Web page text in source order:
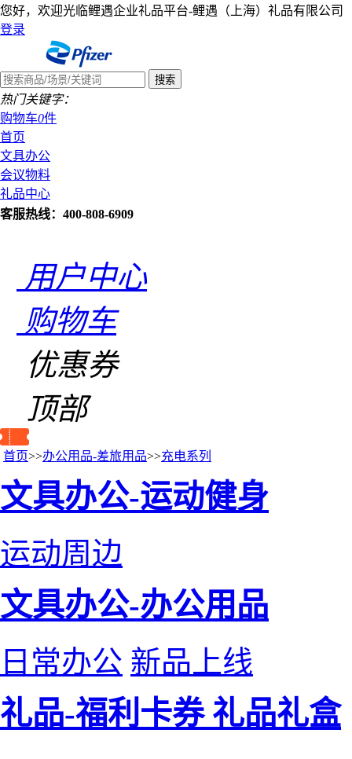
您好，欢迎光临鲤遇企业礼品平台-鲤遇（上海）礼品有限公司
登录
热门关键字：
购物车0件
首页
文具办公
会议物料
礼品中心
客服热线：400-808-6909
用户中心
购物车
优惠券
顶部
首页>>办公用品-差旅用品>>充电系列
文具办公-运动健身
运动周边
文具办公-办公用品
日常办公 新品上线
礼品-福利卡券 礼品礼盒